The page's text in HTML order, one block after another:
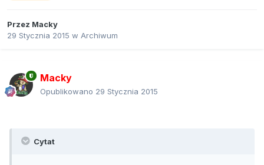
Przez Macky
29 Stycznia 2015 w Archiwum
Macky
Opublikowano 29 Stycznia 2015
Cytat